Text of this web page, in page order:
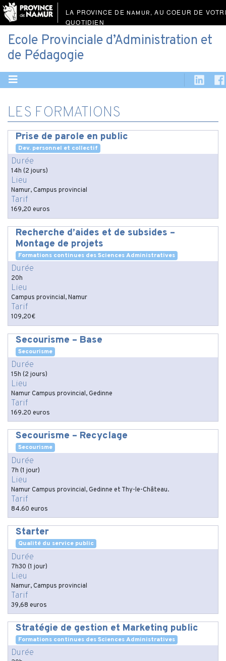
LA PROVINCE DE NAMUR, AU COEUR DE
QUOTIDIEN
Ecole Provinciale d’Administration et
de Pédagogie
LES FORMATIONS
Prise de parole en public
Dev. personnel et collectif
Durée
14h (2 jours)
Lieu
Namur, Campus provincial
Tarif
169,20 euros
Recherche d’aides et de subsides –
Montage de projets
Formations continues des Sciences Administratives
Durée
20h
Lieu
Campus provincial, Namur
Tarif
109,20€
Secourisme – Base
Secourisme
Durée
15h (2 jours)
Lieu
Namur Campus provincial, Gedinne
Tarif
169.20 euros
Secourisme – Recyclage
Secourisme
Durée
7h (1 jour)
Lieu
Namur Campus provincial, Gedinne et Thy-le-Château.
Tarif
84.60 euros
Starter
Qualité du service public
Durée
7h30 (1 jour)
Lieu
Namur, Campus provincial
Tarif
39,68 euros
Stratégie de gestion et Marketing public
Formations continues des Sciences Administratives
Durée